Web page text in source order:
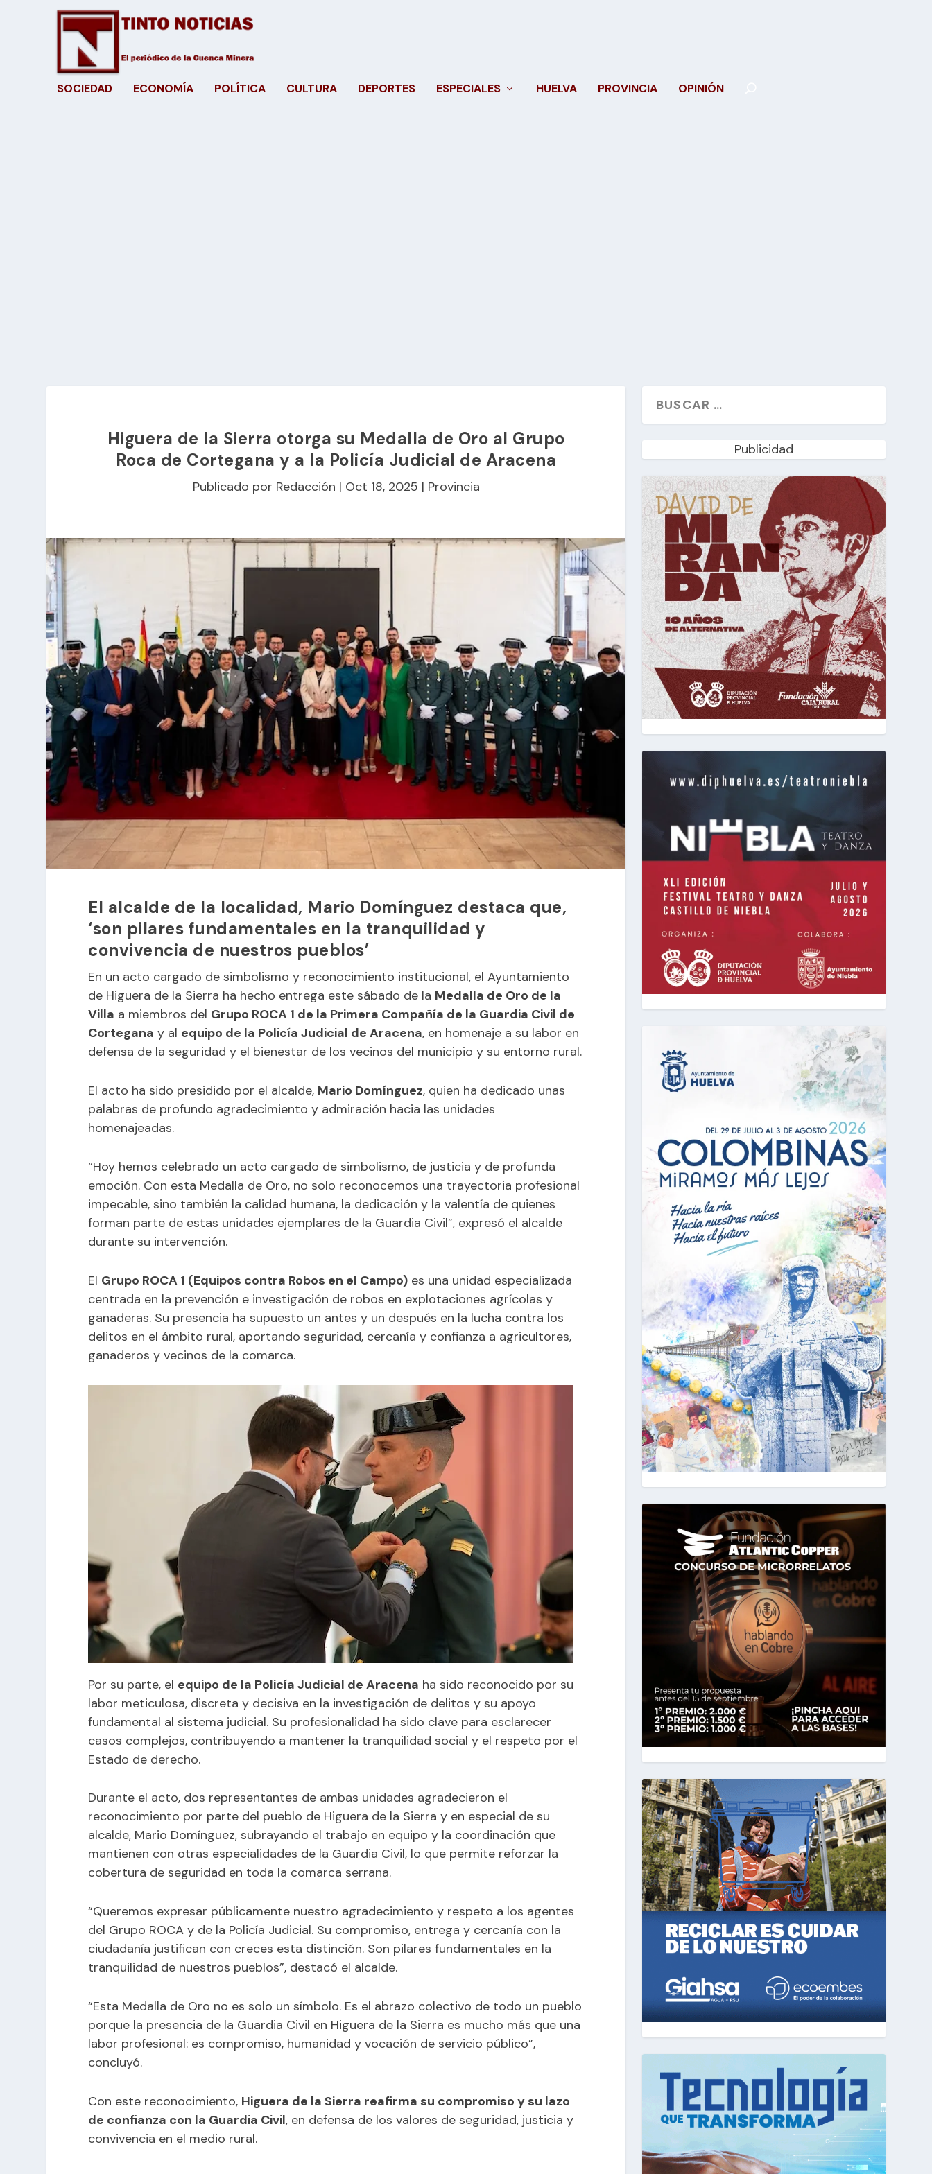
SOCIEDAD ECONOMÍA POLÍTICA CULTURA DEPORTES ESPECIALES HUELVA PROVINCIA OPINIÓN
Higuera de la Sierra otorga su Medalla de Oro al Grupo
Roca de Cortegana y a la Policía Judicial de Aracena
Publicado por Redacción | Oct 18, 2025 | Provincia
El alcalde de la localidad, Mario Domínguez destaca que,
‘son pilares fundamentales en la tranquilidad y
convivencia de nuestros pueblos’
En un acto cargado de simbolismo y reconocimiento institucional, el Ayuntamiento
de Higuera de la Sierra ha hecho entrega este sábado de la Medalla de Oro de la
Villa a miembros del Grupo ROCA 1 de la Primera Compañía de la Guardia Civil de
Cortegana y al equipo de la Policía Judicial de Aracena, en homenaje a su labor en
defensa de la seguridad y el bienestar de los vecinos del municipio y su entorno rural.
El acto ha sido presidido por el alcalde, Mario Domínguez, quien ha dedicado unas
palabras de profundo agradecimiento y admiración hacia las unidades
homenajeadas.
“Hoy hemos celebrado un acto cargado de simbolismo, de justicia y de profunda
emoción. Con esta Medalla de Oro, no solo reconocemos una trayectoria profesional
impecable, sino también la calidad humana, la dedicación y la valentía de quienes
forman parte de estas unidades ejemplares de la Guardia Civil”, expresó el alcalde
durante su intervención.
El Grupo ROCA 1 (Equipos contra Robos en el Campo) es una unidad especializada
centrada en la prevención e investigación de robos en explotaciones agrícolas y
ganaderas. Su presencia ha supuesto un antes y un después en la lucha contra los
delitos en el ámbito rural, aportando seguridad, cercanía y confianza a agricultores,
ganaderos y vecinos de la comarca.
Por su parte, el equipo de la Policía Judicial de Aracena ha sido reconocido por su
labor meticulosa, discreta y decisiva en la investigación de delitos y su apoyo
fundamental al sistema judicial. Su profesionalidad ha sido clave para esclarecer
casos complejos, contribuyendo a mantener la tranquilidad social y el respeto por el
Estado de derecho.
Durante el acto, dos representantes de ambas unidades agradecieron el
reconocimiento por parte del pueblo de Higuera de la Sierra y en especial de su
alcalde, Mario Domínguez, subrayando el trabajo en equipo y la coordinación que
mantienen con otras especialidades de la Guardia Civil, lo que permite reforzar la
cobertura de seguridad en toda la comarca serrana.
“Queremos expresar públicamente nuestro agradecimiento y respeto a los agentes
del Grupo ROCA y de la Policía Judicial. Su compromiso, entrega y cercanía con la
ciudadanía justifican con creces esta distinción. Son pilares fundamentales en la
tranquilidad de nuestros pueblos”, destacó el alcalde.
“Esta Medalla de Oro no es solo un símbolo. Es el abrazo colectivo de todo un pueblo
porque la presencia de la Guardia Civil en Higuera de la Sierra es mucho más que una
labor profesional: es compromiso, humanidad y vocación de servicio público”,
concluyó.
Con este reconocimiento, Higuera de la Sierra reafirma su compromiso y su lazo
de confianza con la Guardia Civil, en defensa de los valores de seguridad, justicia y
convivencia en el medio rural.
Publicidad